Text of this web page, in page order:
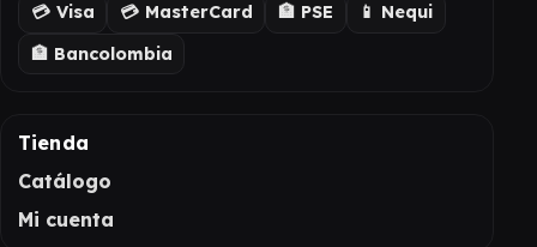
💳 Visa 💳 MasterCard 🏦 PSE
📱 Nequi
🏦 Bancolombia
Tienda
Catálogo
Mi cuenta